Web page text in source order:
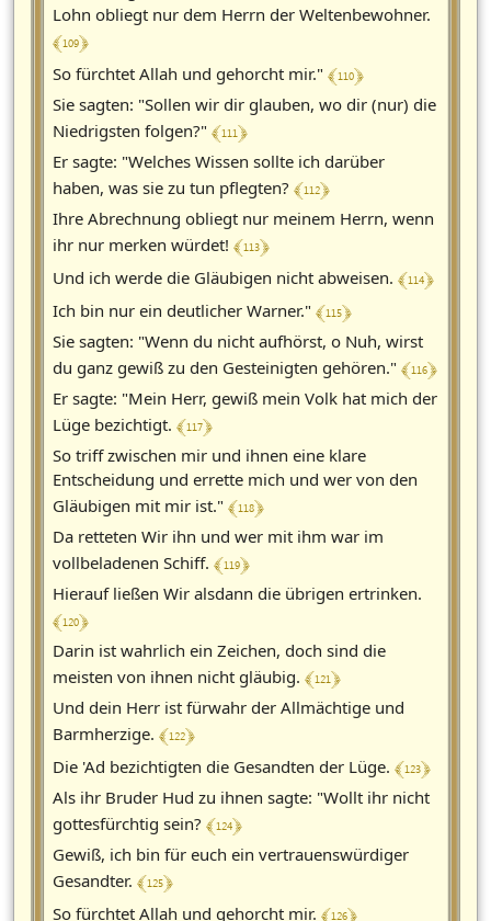
Lohn obliegt nur dem Herrn der Weltenbewohner.
﴾ 109 ﴿
So fürchtet Allah und gehorcht mir." ﴾ 110 ﴿
Sie sagten: "Sollen wir dir glauben, wo dir (nur) die
Niedrigsten folgen?" ﴾ 111 ﴿
Er sagte: "Welches Wissen sollte ich darüber
haben, was sie zu tun pflegten? ﴾ 112 ﴿
Ihre Abrechnung obliegt nur meinem Herrn, wenn
ihr nur merken würdet! ﴾ 113 ﴿
Und ich werde die Gläubigen nicht abweisen. ﴾ 114 ﴿
Ich bin nur ein deutlicher Warner." ﴾ 115 ﴿
Sie sagten: "Wenn du nicht aufhörst, o Nuh, wirst
du ganz gewiß zu den Gesteinigten gehören." ﴾ 116 ﴿
Er sagte: "Mein Herr, gewiß mein Volk hat mich der
Lüge bezichtigt. ﴾ 117 ﴿
So triff zwischen mir und ihnen eine klare
Entscheidung und errette mich und wer von den
Gläubigen mit mir ist." ﴾ 118 ﴿
Da retteten Wir ihn und wer mit ihm war im
vollbeladenen Schiff. ﴾ 119 ﴿
Hierauf ließen Wir alsdann die übrigen ertrinken.
﴾ 120 ﴿
Darin ist wahrlich ein Zeichen, doch sind die
meisten von ihnen nicht gläubig. ﴾ 121 ﴿
Und dein Herr ist fürwahr der Allmächtige und
Barmherzige. ﴾ 122 ﴿
Die 'Ad bezichtigten die Gesandten der Lüge. ﴾ 123 ﴿
Als ihr Bruder Hud zu ihnen sagte: "Wollt ihr nicht
gottesfürchtig sein? ﴾ 124 ﴿
Gewiß, ich bin für euch ein vertrauenswürdiger
Gesandter. ﴾ 125 ﴿
So fürchtet Allah und gehorcht mir.